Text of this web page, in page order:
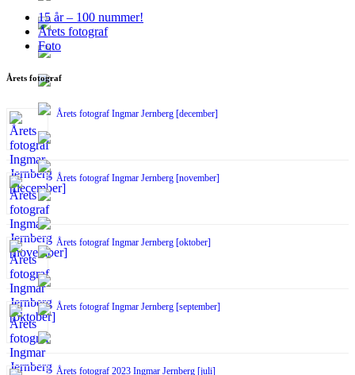
15 år – 100 nummer!
Årets fotograf
Foto
Årets fotograf
Årets fotograf Ingmar Jernberg [december]
Årets fotograf Ingmar Jernberg [november]
Årets fotograf Ingmar Jernberg [oktober]
Årets fotograf Ingmar Jernberg [september]
Årets fotograf 2023 Ingmar Jernberg [juli]